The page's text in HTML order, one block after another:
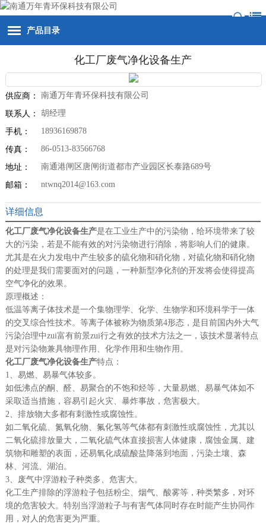
产品目录
化工厂废气净化设备生产
供应商： 南通万年青环保科技有限公司
联系人： 胡经理
手机： 18936169878
传真： 86-0513-83566768
地址： 南通港闸区唐闸街道都市产业园区长泰路689号
邮箱： ntwnq2014@163.com
详细信息
化工厂废气净化设备生产是在工业生产中的污染物，给环境带来了较
大的污染，若是不能有效的对污染物进行消除，将影响人们的健康。
尤其是在火力发电中产生较多的硫化物和硝化物，对硫化物和硝化物
的处理是我们需要面对的问题，一种新型净化剂的开发将会使得提高
空气净化的效果。
原理概述：
低温等离子体技术是一个集物理学、化学、生物学和环境科学于一体
的交叉综合性技术。等离子体被称为物质第4形态，是目前国内外大气
污染治理中zui富有前景zui行之有效的技术方法之一，该技术显著特点
是对污染物兼具物理作用、化学作用和生物作用。
化工厂废气净化设备生产特点：
1、易燃、易暴气体较多。
如低沸点的酮、醛、易聚合的不饱和烃等，大量易燃、易暴气体如不
采取适当措施，容易引起火灾、暴炸事故，危害极大。
2、排放物大多都有刺激性或腐蚀性。
如二氧化硫、氮氧化物、氟化氢等气体都有刺激性或腐蚀性，尤其以
二氧化硫排放量大，二氧化硫气体直接损害人体健康，腐蚀金属、建
筑物和雕塑的表面，还易氧化成硫酸盐降落到地面，污染土壤、森
林、河流、湖泊。
3、废气中浮游粒子种类多、危害大。
化工生产排除的浮游粒子包括粉尘、烟气、酸雾等，种类繁多，对环
境的危害较大。特别当浮游粒子与有害气体同时存在时能产生协同作
用，对人的危害更为严重。